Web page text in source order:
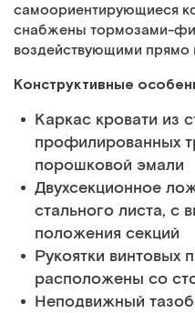
самоориентирующиеся
снабжены тормозами-
воздействующими прямо
Конструктивные
Каркас кровати из
профилированных
порошковой эмали
Двухсекционное
стального листа, с
положения секций
Рукоятки винтовых
расположены со
Неподвижный